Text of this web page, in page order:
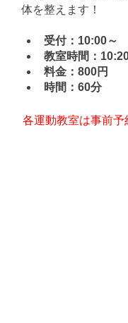
体を整えます！
受付：10:00～
教室時間：
料金：800円
時間：60分
各運動教室は事前予